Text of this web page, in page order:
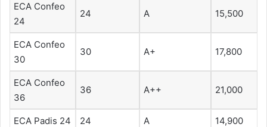
ECA Confeo
24
24 A 15,500
ECA Confeo
30
30 A+ 17,800
ECA Confeo
36
36 A++ 21,000
ECA Padis 24 24 A 14,900